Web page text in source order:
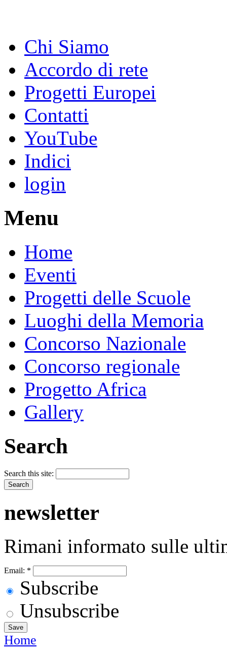
Chi Siamo
Accordo di rete
Progetti Europei
Contatti
YouTube
Indici
login
Menu
Home
Eventi
Progetti delle Scuole
Luoghi della Memoria
Concorso Nazionale
Concorso regionale
Progetto Africa
Gallery
Search
Search this site:
newsletter
Rimani informato sulle
Email: *
Subscribe
Unsubscribe
Home